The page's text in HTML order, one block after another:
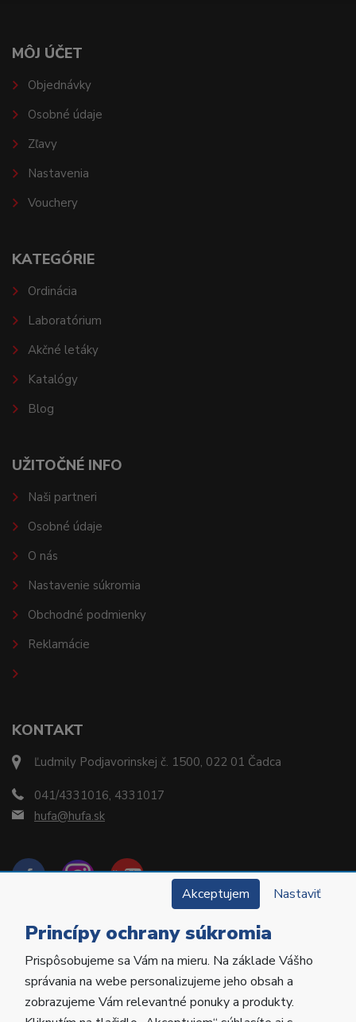
KONTAKT
Ľudmily Podjavorinskej č. 1500, 022 01 Čadca
041/4331016, 4331017
hufa@hufa.sk
MÔJ ÚČET
Objednávky
Osobné údaje
Zľavy
Nastavenia
Vouchery
KATEGÓRIE
Ordinácia
Laboratórium
Akčné letáky
Katalógy
Blog
UŽITOČNÉ INFO
Naši partneri
Osobné údaje
O nás
Nastavenie súkromia
Obchodné podmienky
Reklamácie
Copyright © 2022 Hu-Fa Dental a.s. Všetky práva
vyhradené.
Akceptujem Nastaviť
Princípy ochrany súkromia
Prispôsobujeme sa Vám na mieru. Na základe Vášho
správania na webe personalizujeme jeho obsah a
zobrazujeme Vám relevantné ponuky a produkty.